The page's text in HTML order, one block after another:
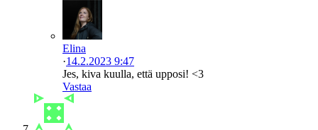
Elina
·14.2.2023 9:47
Jes, kiva kuulla, että upposi! <3
Vastaa